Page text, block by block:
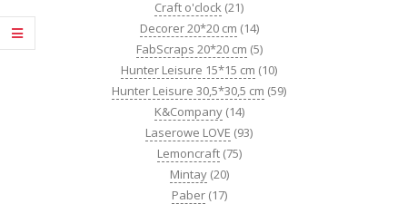
Craft o'clock (21)
Decorer 20*20 cm (14)
FabScraps 20*20 cm (5)
Hunter Leisure 15*15 cm (10)
Hunter Leisure 30,5*30,5 cm (59)
K&Company (14)
Laserowe LOVE (93)
Lemoncraft (75)
Mintay (20)
Paber (17)